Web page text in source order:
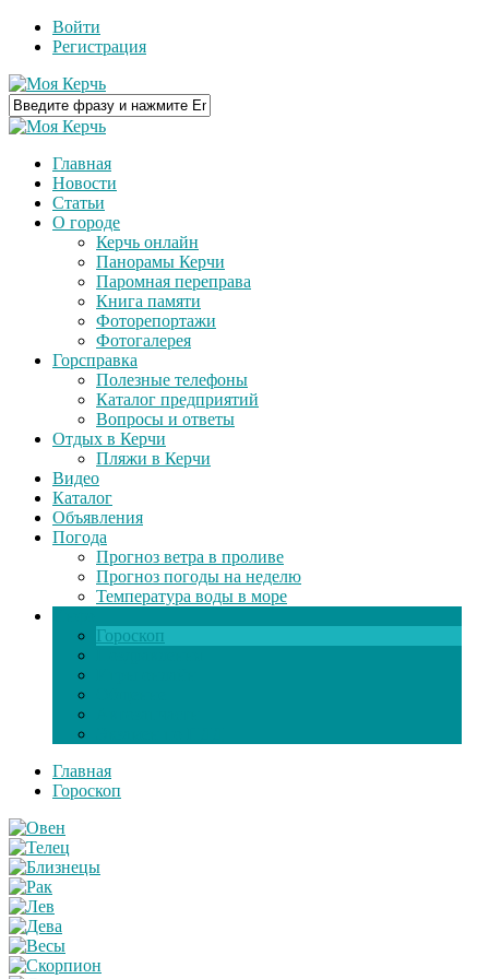
Войти
Регистрация
Главная
Новости
Статьи
О городе
Керчь онлайн
Панорамы Керчи
Паромная переправа
Книга памяти
Фоторепортажи
Фотогалерея
Горсправка
Полезные телефоны
Каталог предприятий
Вопросы и ответы
Отдых в Керчи
Пляжи в Керчи
Видео
Каталог
Объявления
Погода
Прогноз ветра в проливе
Прогноз погоды на неделю
Температура воды в море
Гороскоп
Главная
Гороскоп